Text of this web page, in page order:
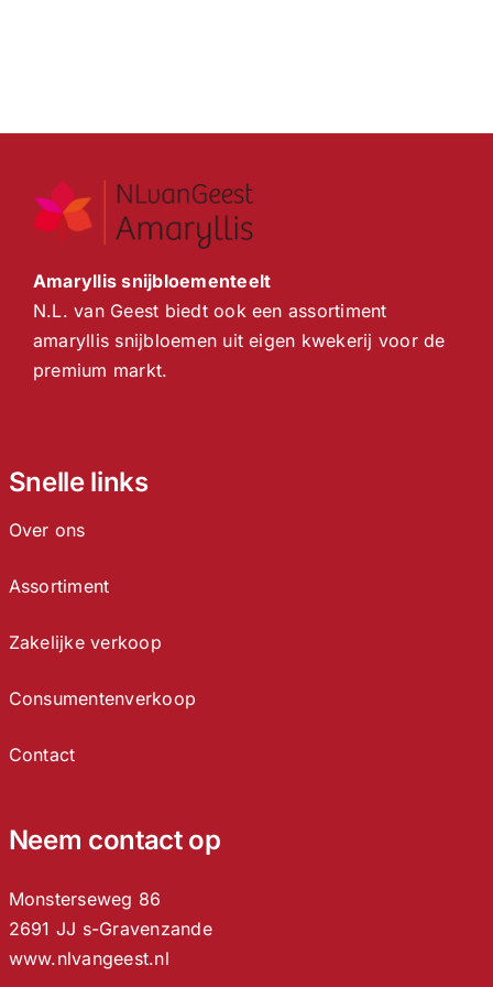
Amaryllis snijbloementeelt
N.L. van Geest biedt ook een assortiment
amaryllis snijbloemen uit eigen kwekerij voor de
premium markt.
Snelle links
Over ons
Assortiment
Zakelijke verkoop
Consumentenverkoop
Contact
Neem contact op
Monsterseweg 86
2691 JJ s-Gravenzande
www.nlvangeest.nl